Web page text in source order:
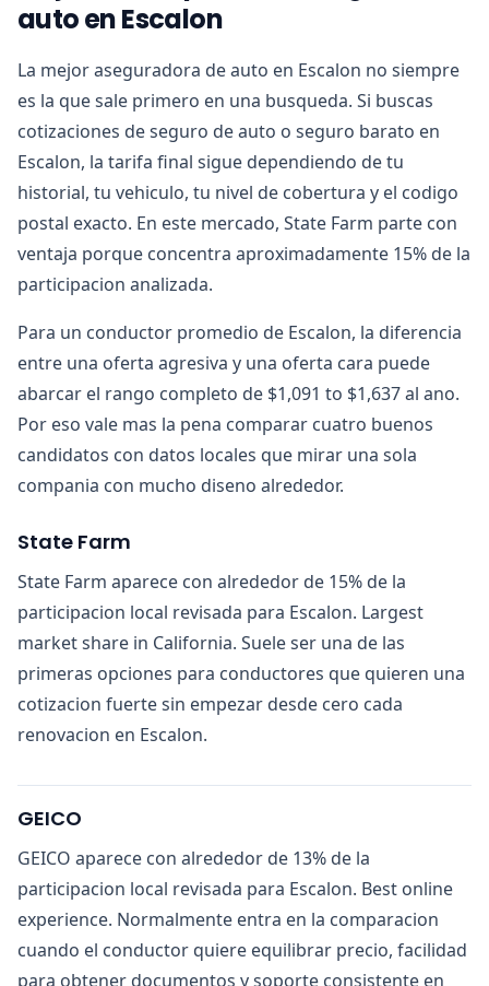
auto en Escalon
La mejor aseguradora de auto en Escalon no siempre
es la que sale primero en una busqueda. Si buscas
cotizaciones de seguro de auto o seguro barato en
Escalon, la tarifa final sigue dependiendo de tu
historial, tu vehiculo, tu nivel de cobertura y el codigo
postal exacto. En este mercado, State Farm parte con
ventaja porque concentra aproximadamente 15% de la
participacion analizada.
Para un conductor promedio de Escalon, la diferencia
entre una oferta agresiva y una oferta cara puede
abarcar el rango completo de $1,091 to $1,637 al ano.
Por eso vale mas la pena comparar cuatro buenos
candidatos con datos locales que mirar una sola
compania con mucho diseno alrededor.
State Farm
State Farm aparece con alrededor de 15% de la
participacion local revisada para Escalon. Largest
market share in California. Suele ser una de las
primeras opciones para conductores que quieren una
cotizacion fuerte sin empezar desde cero cada
renovacion en Escalon.
GEICO
GEICO aparece con alrededor de 13% de la
participacion local revisada para Escalon. Best online
experience. Normalmente entra en la comparacion
cuando el conductor quiere equilibrar precio, facilidad
para obtener documentos y soporte consistente en